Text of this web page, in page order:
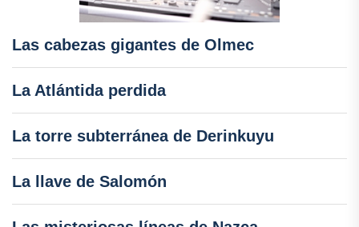
Las cabezas gigantes de Olmec
La Atlántida perdida
La torre subterránea de Derinkuyu
La llave de Salomón